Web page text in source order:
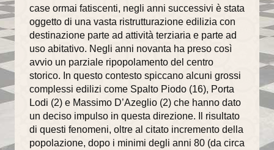
case ormai fatiscenti, negli anni successivi è stata
oggetto di una vasta ristrutturazione edilizia con
destinazione parte ad attività terziaria e parte ad
uso abitativo. Negli anni novanta ha preso così
avvio un parziale ripopolamento del centro
storico. In questo contesto spiccano alcuni grossi
complessi edilizi come Spalto Piodo (16), Porta
Lodi (2) e Massimo D’Azeglio (2) che hanno dato
un deciso impulso in questa direzione. Il risultato
di questi fenomeni, oltre al citato incremento della
popolazione, dopo i minimi degli anni 80 (da circa